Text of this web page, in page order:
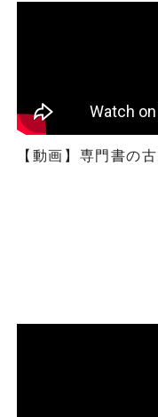
【動画】専門書の